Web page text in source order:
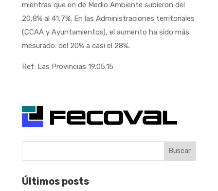
mientras que en de Medio Ambiente subieron del
20,8% al 41,7%. En las Administraciones territoriales
(CCAA y Ayuntamientos), el aumento ha sido más
mesurado: del 20% a casi el 28%.
Ref: Las Provincias 19.05.15
Buscar
Últimos posts